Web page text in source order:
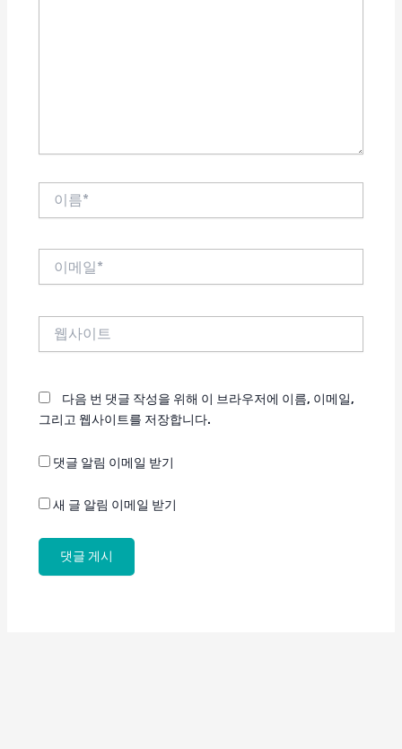
다음 번 댓글 작성을 위해 이 브라우저에 이름, 이메일,
그리고 웹사이트를 저장합니다.
댓글 알림 이메일 받기
새 글 알림 이메일 받기